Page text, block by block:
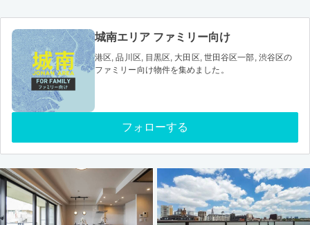
城南エリア ファミリー向け
港区, 品川区, 目黒区, 大田区, 世田谷区一部, 渋谷区の
ファミリー向け物件を集めました。
フォローする